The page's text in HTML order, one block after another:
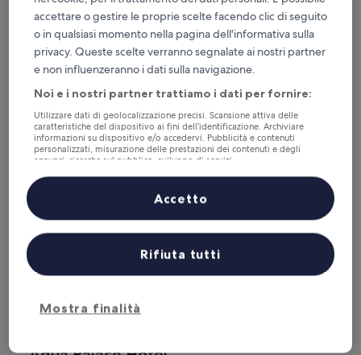
Be Mate Ponte di Rialto
Be Mate Ponte di Rialto
San Marco, 0,3 km da Procuratie Vecchie
9.8
su
10,
Eccezionale,
(180
recensioni)
9,8/10 Eccezionale (180 recensioni)
Il
prezzo
attuale
è
271 €
271 €
tasse e oneri inclusi
20 ago - 21 ago
Aqua Palace Hotel
accettare o gestire le proprie scelte facendo clic di seguito
o in qualsiasi momento nella pagina dell'informativa sulla
privacy. Queste scelte verranno segnalate ai nostri partner
e non influenzeranno i dati sulla navigazione.
Noi e i nostri partner trattiamo i dati per fornire:
Utilizzare dati di geolocalizzazione precisi. Scansione attiva delle
caratteristiche del dispositivo ai fini dell’identificazione. Archiviare
informazioni su dispositivo e/o accedervi. Pubblicità e contenuti
personalizzati, misurazione delle prestazioni dei contenuti e degli
annunci, ricerche sul pubblico, sviluppo di servizi.
Elenco dei partner (fornitori)
Mostra finalità
Rifiuta tutti
Accetto